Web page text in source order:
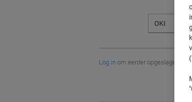
OKI
Log in om eerder opgeslagen